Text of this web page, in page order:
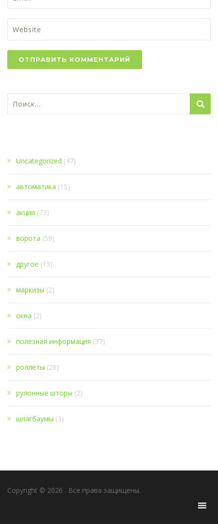
Uncategorized (47)
автоматика (15)
акции (73)
ворота (59)
другое (13)
маркизы (2)
окна (2)
полезная информация (37)
роллеты (28)
рулонные шторы (2)
шлагбаумы (3)
Copyright © 2026 . Все права защищены.